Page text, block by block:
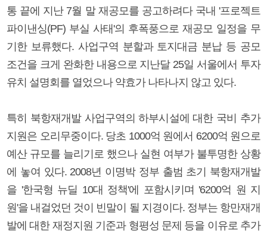
통 끝에 지난 7월 말 재공모를 공고하려다 국내 '프로젝트
파이낸싱(PF) 부실 사태'의 후폭풍으로 재공모 일정을 무
기한 보류했다. 사업구역 분할과 토지대금 분납 등 공모
조건을 크게 완화한 내용으로 지난달 25일 서울에서 투자
유치 설명회를 열었으나 약효가 나타나지 않고 있다.
특히 북항재개발 사업구역의 하부시설에 대한 국비 추가
지원은 오리무중이다. 당초 1000억 원에서 6200억 원으로
예산 규모를 늘리기로 했으나 실현 여부가 불투명한 상황
에 놓여 있다. 2008년 이명박 정부 출범 초기 북항재개발
을 '한국형 뉴딜 10대 정책'에 포함시키며 '6200억 원 지
원'을 내걸었던 것이 빈말이 될 지경이다. 정부는 항만재개
발에 대한 재정지원 기준과 형평성 문제 등을 이유로 추가